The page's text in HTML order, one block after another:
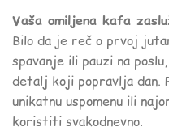
Vaša omiljena kafa
Bilo da je reč o prvoj
spavanje ili pauzi na poslu,
detalj koji popravlja dan.
unikatnu uspomenu ili
koristiti svakodnevno.